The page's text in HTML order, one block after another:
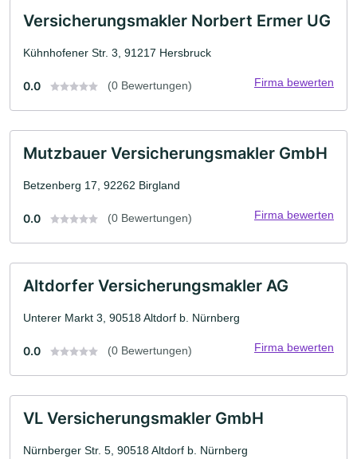
Versicherungsmakler Norbert Ermer UG
Kühnhofener Str. 3, 91217 Hersbruck
0.0 (0 Bewertungen) Firma bewerten
Mutzbauer Versicherungsmakler GmbH
Betzenberg 17, 92262 Birgland
0.0 (0 Bewertungen) Firma bewerten
Altdorfer Versicherungsmakler AG
Unterer Markt 3, 90518 Altdorf b. Nürnberg
0.0 (0 Bewertungen) Firma bewerten
VL Versicherungsmakler GmbH
Nürnberger Str. 5, 90518 Altdorf b. Nürnberg